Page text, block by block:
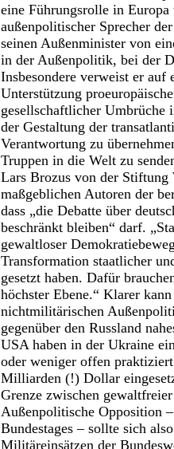
eine Führungsrolle in
außenpolitischer Sprecher
seinen Außenminister von
in der Außenpolitik, bei der
Insbesondere verweist er auf
Unterstützung
gesellschaftlicher Umbrüche
der Gestaltung der
Verantwortung zu
Truppen in die Welt zu
Lars Brozus von der
maßgeblichen Autoren der
dass „die Debatte über
beschränkt bleiben“ darf.
gewaltloser
Transformation staatlicher
gesetzt haben. Dafür
höchster Ebene.“ Klarer
nichtmilitärischen
gegenüber den Russland
USA haben in der Ukraine
oder weniger offen
Milliarden (!) Dollar
Grenze zwischen
Außenpolitische Opposition
Bundestages – sollte sich
Militäreinsätzen der